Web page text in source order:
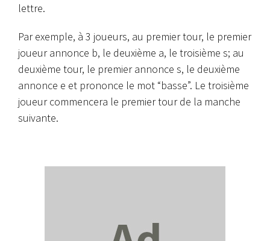
lettre.
Par exemple, à 3 joueurs, au premier tour, le premier
joueur annonce b, le deuxième a, le troisième s; au
deuxième tour, le premier annonce s, le deuxième
annonce e et prononce le mot “basse”. Le troisième
joueur commencera le premier tour de la manche
suivante.